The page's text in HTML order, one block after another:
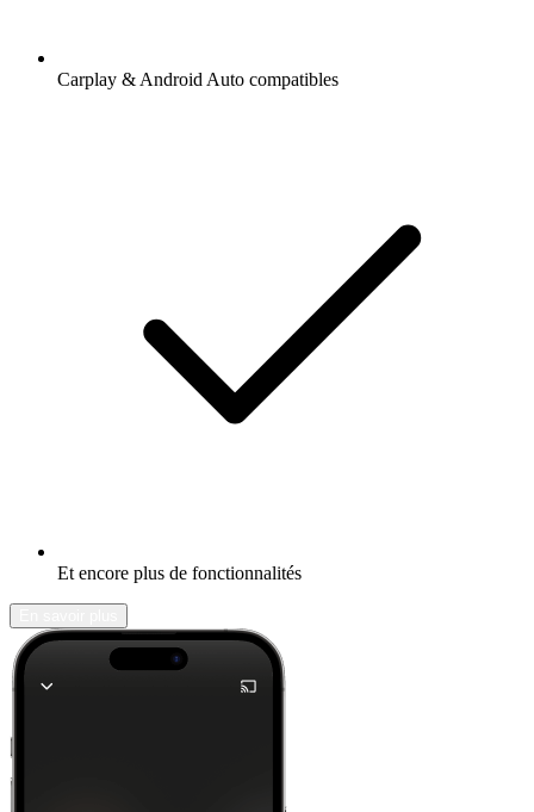
Carplay & Android Auto compatibles
Et encore plus de fonctionnalités